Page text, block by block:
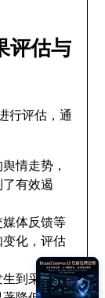
评估与
行评估，通
情走势，
有效遏
体反馈等
化，评估
到采取应